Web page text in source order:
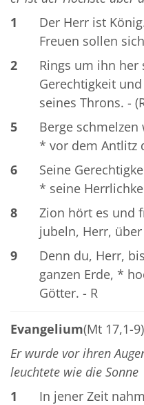
1
Der Herr ist
Freuen sollen
2
Rings um ihn
Gerechtigkeit
seines Throns. -
5
Berge
* vor dem Antlitz
6
Seine
* seine
8
Zion hört es und
jubeln, Herr,
9
Denn du, Herr,
ganzen Erde, *
Götter. - R
Evangelium(Mt 17,1-9)
Er wurde vor ihren
leuchtete wie die Sonne
1
In jener Zeit